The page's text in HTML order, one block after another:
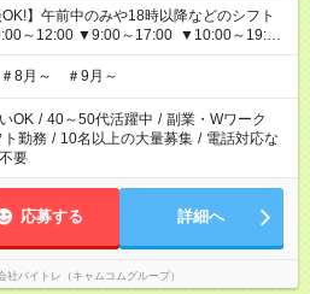
OK!】午前中のみや18時以降などのシフト
～12:00 ▼9:00～17:00 ▼10:00～19:00
＃8月～ ＃9月～
OK / 40～50代活躍中 / 副業・Wワーク
ト勤務 / 10名以上の大量募集 / 電話対応な
要
応募する 詳細へ
社バイトレ（キャムコムグループ）